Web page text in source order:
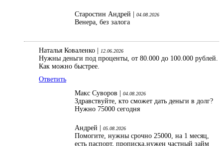
Старостин Андрей | 04.08.2026
Венера, без залога
Наталья Коваленко | 12.06.2026
Нужны деньги под проценты, от 80.000 до 100.000 рублей.
Как можно быстрее.
Ответить
Макс Суворов |
04.08.2026
Здравствуйте, кто сможет дать деньги в долг?
Нужно 75000 сегодня
Андрей | 05.08.2026
Помогите, нужны срочно 25000, на 1 месяц,
есть паспорт, прописка,нужен частный займ